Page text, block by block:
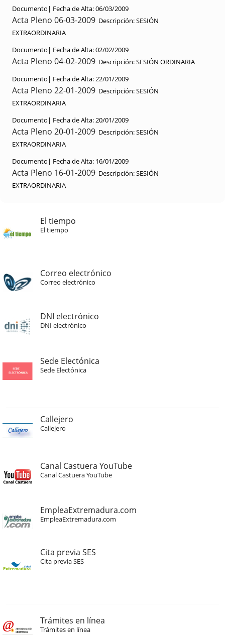
Documento| Fecha de Alta:06/03/2009
Acta Pleno 06-03-2009 Descripción:SESIÓN
EXTRAORDINARIA
Documento| Fecha de Alta:02/02/2009
Acta Pleno 04-02-2009 Descripción:SESIÓN ORDINARIA
Documento| Fecha de Alta:22/01/2009
Acta Pleno 22-01-2009 Descripción:SESIÓN
EXTRAORDINARIA
Documento| Fecha de Alta:20/01/2009
Acta Pleno 20-01-2009 Descripción:SESIÓN
EXTRAORDINARIA
Documento| Fecha de Alta: 16/01/2009
Acta Pleno 16-01-2009 Descripción:SESIÓN
EXTRAORDINARIA
El tiempo
El tiempo
Correo electrónico
Correo electrónico
DNI electrónico
DNI electrónico
Sede Electónica
Sede Electónica
Callejero
Callejero
Canal Castuera YouTube
Canal Castuera YouTube
EmpleaExtremadura.com
EmpleaExtremadura.com
Cita previa SES
Cita previa SES
Trámites en línea
Trámites en línea